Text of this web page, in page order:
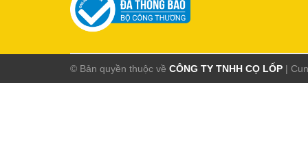
© Bản quyền thuộc về CÔNG TY TNHH CỌ LỐP |